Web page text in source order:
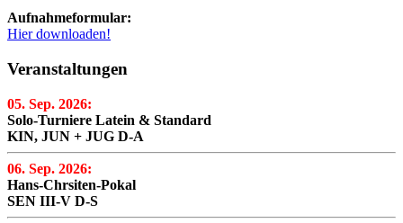
Aufnahmeformular:
Hier downloaden!
Veranstaltungen
05. Sep. 2026:
Solo-Turniere Latein & Standard
KIN, JUN + JUG D-A
06. Sep. 2026:
Hans-Chrsiten-Pokal
SEN III-V D-S